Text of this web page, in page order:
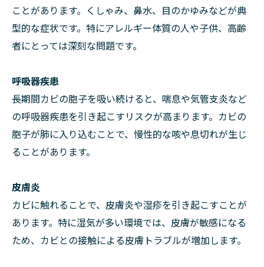
ことがあります。くしゃみ、鼻水、目のかゆみなどが典
型的な症状です。特にアレルギー体質の人や子供、高齢
者にとっては深刻な問題です。
呼吸器疾患
長期間カビの胞子を吸い続けると、喘息や気管支炎など
の呼吸器疾患を引き起こすリスクが高まります。カビの
胞子が肺に入り込むことで、慢性的な咳や息切れが生じ
ることがあります。
皮膚炎
カビに触れることで、皮膚炎や湿疹を引き起こすことが
あります。特に湿気が多い環境では、皮膚が敏感になる
ため、カビとの接触による皮膚トラブルが増加します。